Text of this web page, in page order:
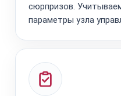
сюрпризов.
параметры узла